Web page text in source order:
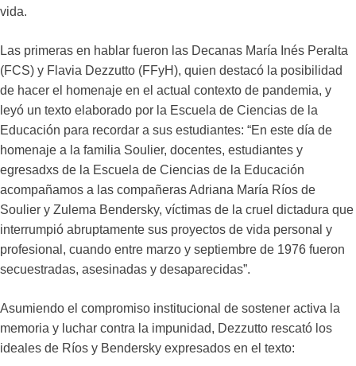
vida.
Las primeras en hablar fueron las Decanas María Inés Peralta
(FCS) y Flavia Dezzutto (FFyH), quien destacó la posibilidad
de hacer el homenaje en el actual contexto de pandemia, y
leyó un texto elaborado por la Escuela de Ciencias de la
Educación para recordar a sus estudiantes: “En este día de
homenaje a la familia Soulier, docentes, estudiantes y
egresadxs de la Escuela de Ciencias de la Educación
acompañamos a las compañeras Adriana María Ríos de
Soulier y Zulema Bendersky, víctimas de la cruel dictadura que
interrumpió abruptamente sus proyectos de vida personal y
profesional, cuando entre marzo y septiembre de 1976 fueron
secuestradas, asesinadas y desaparecidas”.
Asumiendo el compromiso institucional de sostener activa la
memoria y luchar contra la impunidad, Dezzutto rescató los
ideales de Ríos y Bendersky expresados en el texto: